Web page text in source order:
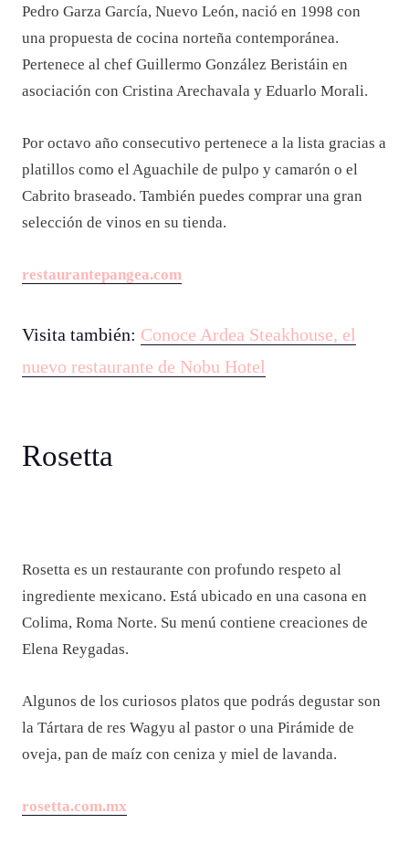
Pedro Garza García, Nuevo León, nació en 1998 con
una propuesta de cocina norteña contemporánea.
Pertenece al chef Guillermo González Beristáin en
asociación con Cristina Arechavala y Eduarlo Morali.
Por octavo año consecutivo pertenece a la lista gracias a
platillos como el Aguachile de pulpo y camarón o el
Cabrito braseado. También puedes comprar una gran
selección de vinos en su tienda.
restaurantepangea.com
Visita también: Conoce Ardea Steakhouse, el
nuevo restaurante de Nobu Hotel
Rosetta
Rosetta es un restaurante con profundo respeto al
ingrediente mexicano. Está ubicado en una casona en
Colima, Roma Norte. Su menú contiene creaciones de
Elena Reygadas.
Algunos de los curiosos platos que podrás degustar son
la Tártara de res Wagyu al pastor o una Pirámide de
oveja, pan de maíz con ceniza y miel de lavanda.
rosetta.com.mx